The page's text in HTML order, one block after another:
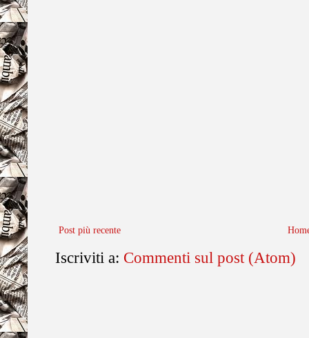
Post più recente
Iscriviti a: Commenti sul post (Atom)